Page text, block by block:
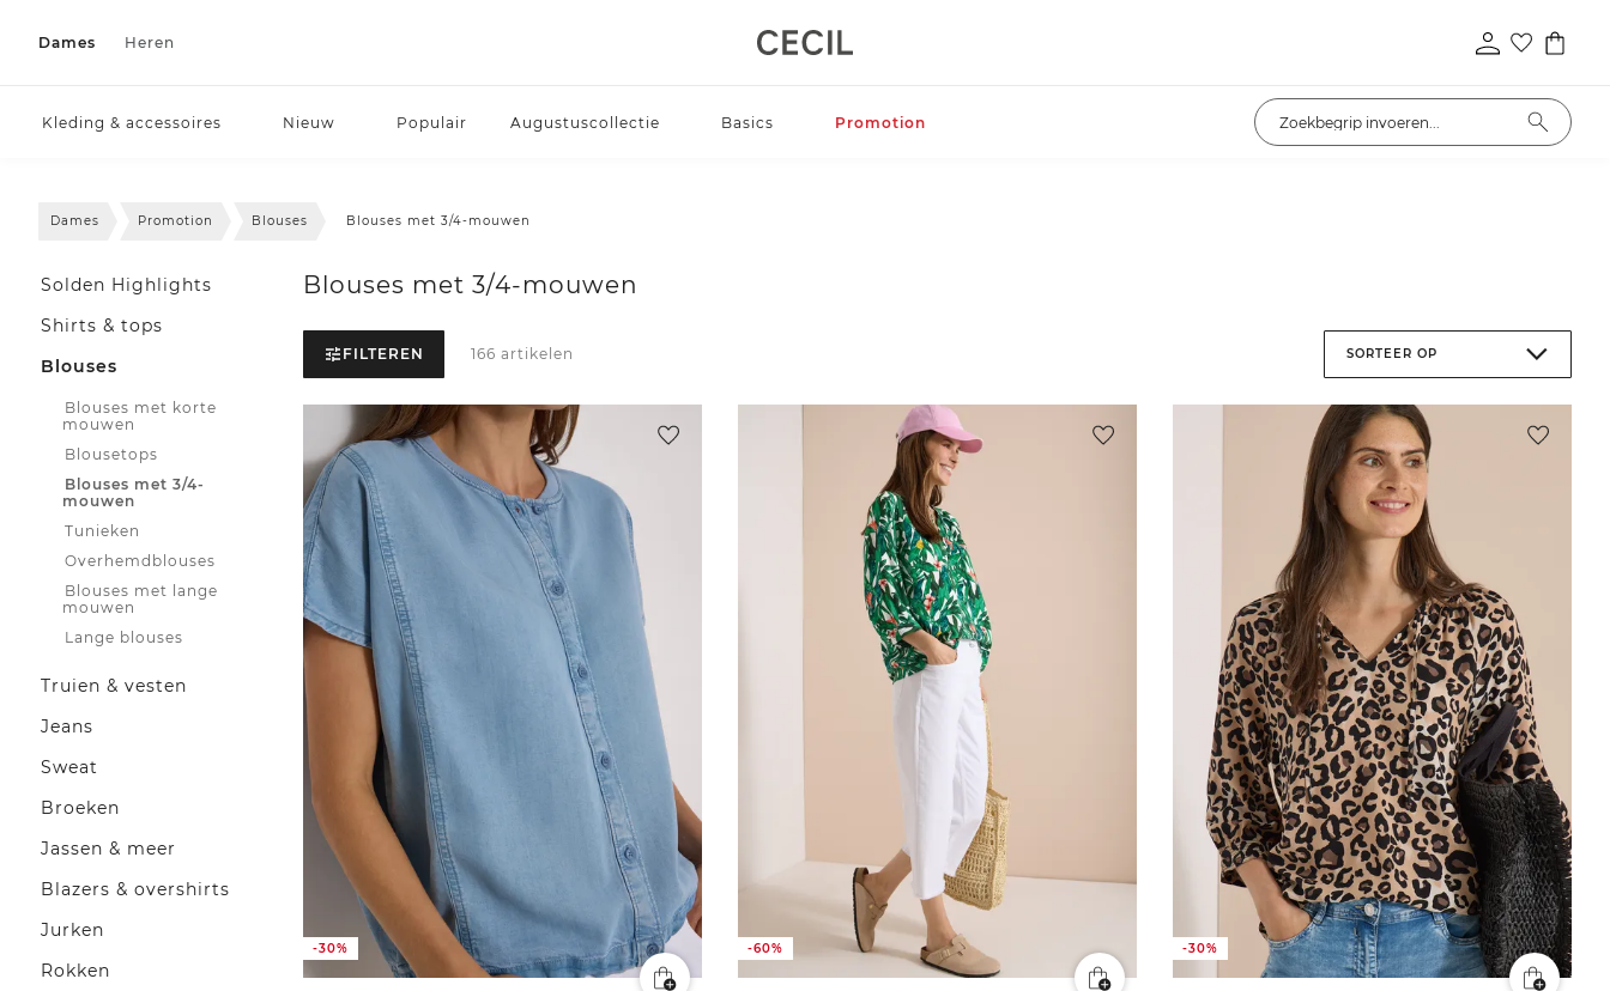
Dames Heren
Kleding & accessoires Nieuw Populair Augustuscollectie Basics Promotion
Dames Promotion Blouses Blouses met 3/4-mouwen
Solden Highlights
Shirts & tops
Blouses
Blouses met korte
mouwen
Blousetops
Blouses met 3/4-
mouwen
Tunieken
Overhemdblouses
Blouses met lange
mouwen
Lange blouses
Truien & vesten
Jeans
Sweat
Broeken
Jassen & meer
Blazers & overshirts
Jurken
Rokken
Blouses met 3/4-mouwen
FILTEREN 166 artikelen SORTEER OP
-30% -60% -30%